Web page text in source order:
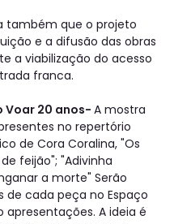
também que o projeto
e a difusão das obras
a viabilização do acesso
franca.
Voar 20 anos- A mostra
no repertório
de Cora Coralina, "Os
feijão"; "Adivinha
a morte" Serão
de cada peça no Espaço
apresentações. A ideia é